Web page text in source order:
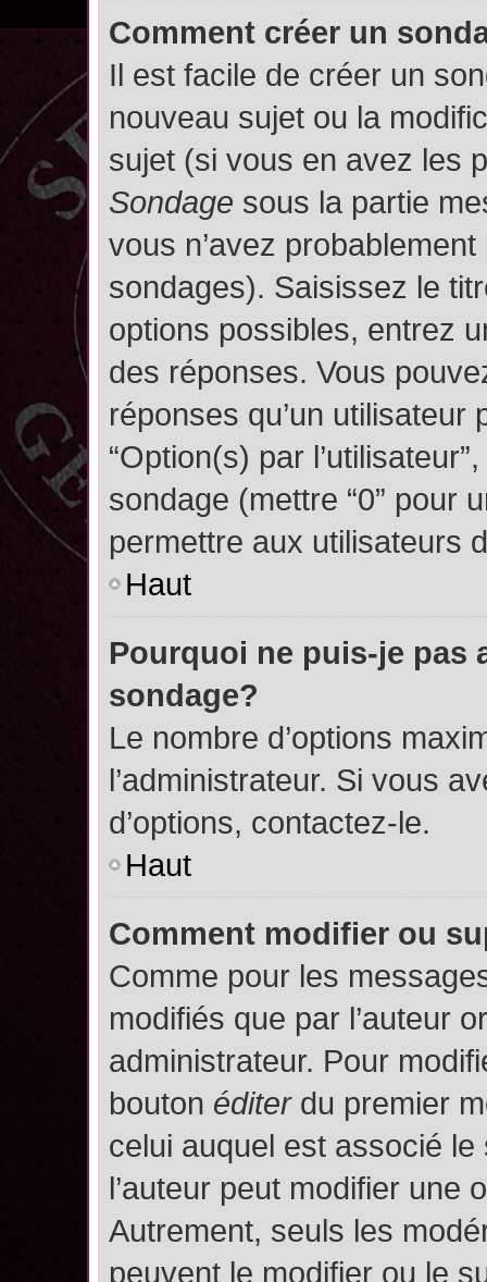
Comment créer un
Il est facile de créer un
nouveau sujet ou la
sujet (si vous en avez les
Sondage sous la partie
vous n’avez
sondages). Saisissez le
options possibles, entrez
des réponses. Vous
réponses qu’un
“Option(s) par
sondage (mettre “0” pour
permettre aux utilisateurs
Haut
Pourquoi ne puis-je pas
sondage?
Le nombre d’options
l’administrateur. Si vous
d’options, contactez-le.
Haut
Comment modifier ou
Comme pour les
modifiés que par l’auteur
administrateur. Pour
bouton éditerdu premier
celui auquel est associé le
l’auteur peut modifier une
Autrement, seuls les
peuvent le modifier ou le